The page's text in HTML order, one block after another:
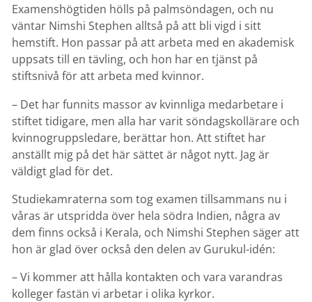
Examenshögtiden hölls på palmsöndagen, och nu
väntar Nimshi Stephen alltså på att bli vigd i sitt
hemstift. Hon passar på att arbeta med en akademisk
uppsats till en tävling, och hon har en tjänst på
stiftsnivå för att arbeta med kvinnor.
– Det har funnits massor av kvinnliga medarbetare i
stiftet tidigare, men alla har varit söndagskollärare och
kvinnogruppsledare, berättar hon. Att stiftet har
anställt mig på det här sättet är något nytt. Jag är
väldigt glad för det.
Studiekamraterna som tog examen tillsammans nu i
våras är utspridda över hela södra Indien, några av
dem finns också i Kerala, och Nimshi Stephen säger att
hon är glad över också den delen av Gurukul-idén:
– Vi kommer att hålla kontakten och vara varandras
kolleger fastän vi arbetar i olika kyrkor.